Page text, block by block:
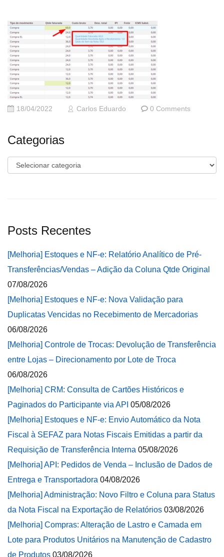
18/04/2022 Carlos Eduardo 0 Comments
Categorias
Categorias
Posts Recentes
[Melhoria] Estoques e NF-e: Relatório Analítico de Pré-
Transferências/Vendas – Adição da Coluna Qtde Original
07/08/2026
[Melhoria] Estoques e NF-e: Nova Validação para
Duplicatas Vencidas no Recebimento de Mercadorias
06/08/2026
[Melhoria] Controle de Trocas: Devolução de Transferência
entre Lojas – Direcionamento por Lote de Troca
06/08/2026
[Melhoria] CRM: Consulta de Cartões Históricos e
Paginados do Participante via API 05/08/2026
[Melhoria] Estoques e NF-e: Envio Automático da Nota
Fiscal à SEFAZ para Notas Fiscais Emitidas a partir da
Requisição de Transferência Interna 05/08/2026
[Melhoria] API: Pedidos de Venda – Inclusão de Dados de
Entrega e Transportadora 04/08/2026
[Melhoria] Administração: Novo Filtro e Coluna para Status
da Nota Fiscal na Exportação de Relatórios 03/08/2026
[Melhoria] Compras: Alteração de Lastro e Camada em
Lote para Produtos Unitários na Manutenção de Cadastro
de Produtos 03/08/2026